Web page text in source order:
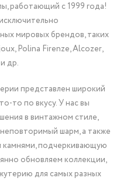
работающий с 1999 года!
мировых брендов, таких
Polina Firenze, Alcozer,
др.
представлен широкий
то по вкусу. У нас вы
в винтажном стиле,
шарм, а также
камнями, подчеркивающую
обновляем коллекции,
для самых разных